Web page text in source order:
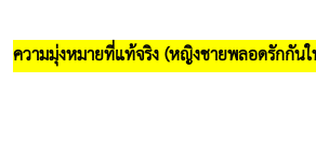
ความมุ่งหมายที่แท้จริง (หญิงชายพลอดรักกัน